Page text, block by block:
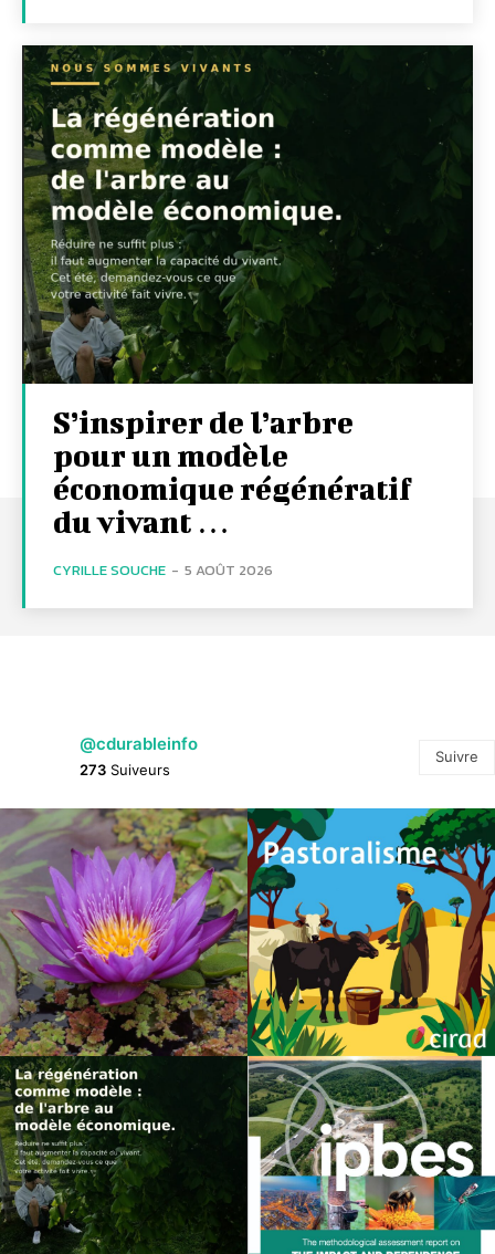
S’inspirer de l’arbre
pour un modèle
économique régénératif
du vivant …
CYRILLE SOUCHE - 5 AOÛT 2026
@cdurableinfo
273 Suiveurs
Suivre